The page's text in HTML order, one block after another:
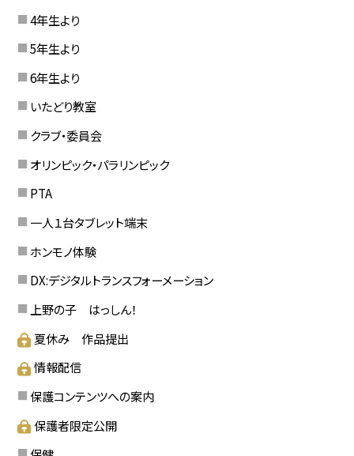
4年生より
5年生より
6年生より
いたどり教室
クラブ・委員会
オリンピック・パラリンピック
PTA
一人１台タブレット端末
ホンモノ体験
DX:デジタルトランスフォーメーション
上野の子 はっしん！
夏休み 作品提出
情報配信
保護コンテンツへの案内
保護者限定公開